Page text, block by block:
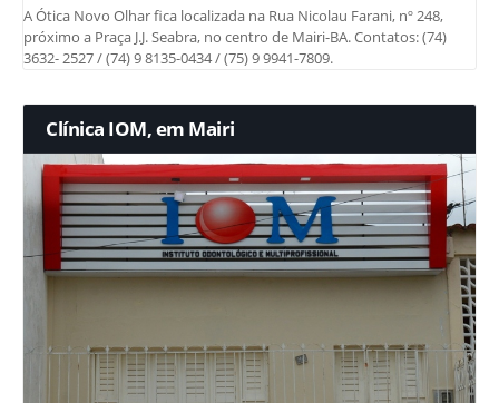
A Ótica Novo Olhar fica localizada na Rua Nicolau Farani, nº 248,
próximo a Praça J.J. Seabra, no centro de Mairi-BA. Contatos: (74)
3632- 2527 / (74) 9 8135-0434 / (75) 9 9941-7809.
Clínica IOM, em Mairi